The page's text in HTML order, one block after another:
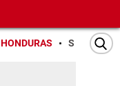
HONDURAS SAN PEDRO